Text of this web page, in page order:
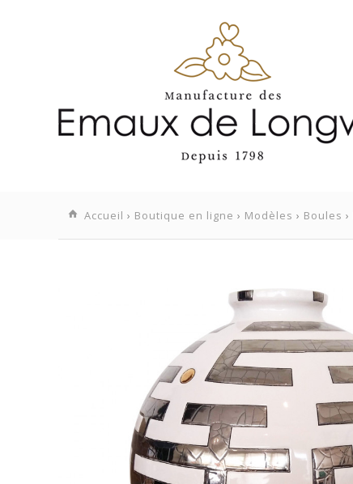
Accueil › Boutique en ligne › Modèles › Boules ›